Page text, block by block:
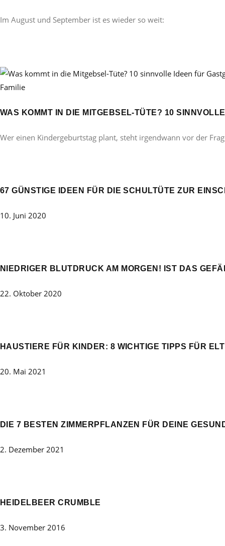
Im August und September ist es wieder so weit:
Familie
WAS KOMMT IN DIE MITGEBSEL-TÜTE? 10
Wer einen Kindergeburtstag plant, steht irgendwann vor der
67 GÜNSTIGE IDEEN FÜR DIE SCHULTÜTE ZUR
10. Juni 2020
NIEDRIGER BLUTDRUCK AM MORGEN! IST DAS
22. Oktober 2020
HAUSTIERE FÜR KINDER: 8 WICHTIGE TIPPS FÜR
20. Mai 2021
DIE 7 BESTEN ZIMMERPFLANZEN FÜR DEINE
2. Dezember 2021
HEIDELBEER CRUMBLE
3. November 2016